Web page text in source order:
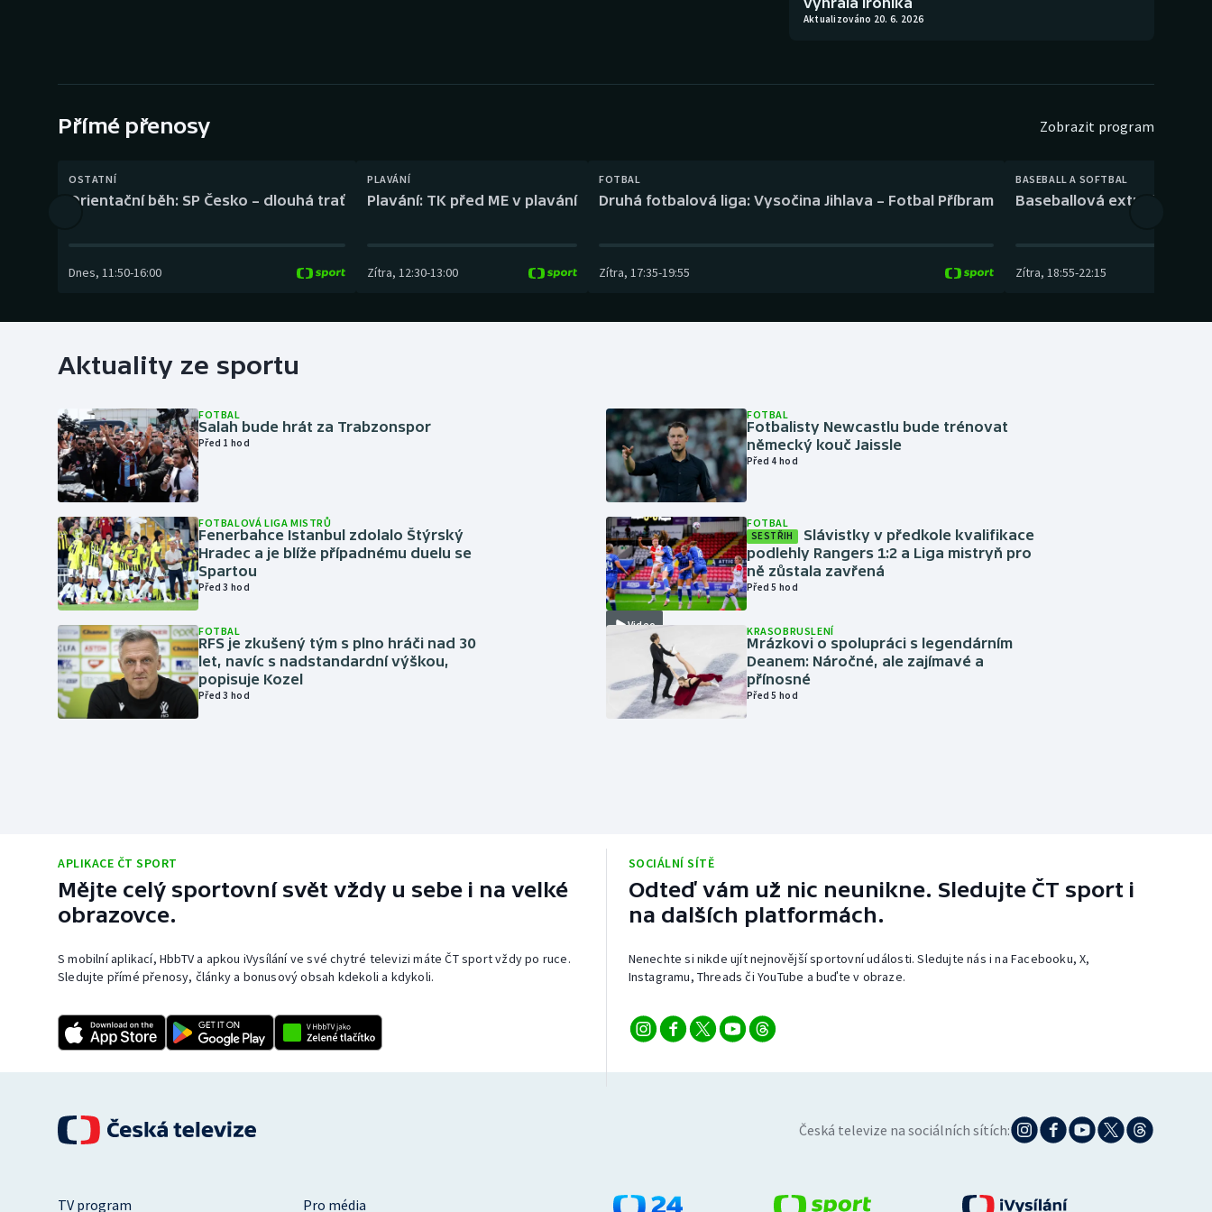
Aktualizováno 20. 6. 2026
Přímé přenosy Zobrazit program
OSTATNÍ
Orientační běh: SP Česko – dlouhá trať
Dnes, 11:50-16:00
PLAVÁNÍ
Plavání: TK před ME v plavání
Zítra, 12:30-13:00
FOTBAL
Druhá fotbalová liga: Vysočina Jihlava – Fotbal Příbram
Zítra, 17:35-19:55
BASEBALL A SOFTBAL
Baseballová extraliga:
Zítra, 18:55-22:15
Aktuality ze sportu
FOTBAL
Salah bude hrát za Trabzonspor
Před 1 hod
FOTBALOVÁ LIGA MISTRŮ
Fenerbahce Istanbul zdolalo Štýrský
Hradec a je blíže případnému duelu se
Spartou
Před 3 hod
FOTBAL
RFS je zkušený tým s plno hráči nad 30
let, navíc s nadstandardní výškou,
popisuje Kozel
Před 3 hod
FOTBAL
Fotbalisty Newcastlu bude trénovat
německý kouč Jaissle
Před 4 hod
Video
FOTBAL
SESTŘIH
Slávistky v předkole kvalifikace
podlehly Rangers 1:2 a Liga mistryň pro
ně zůstala zavřená
Před 5 hod
KRASOBRUSLENÍ
Mrázkovi o spolupráci s legendárním
Deanem: Náročné, ale zajímavé a
přínosné
Před 5 hod
APLIKACE ČT SPORT
Mějte celý sportovní svět vždy u sebe i na velké
obrazovce.
S mobilní aplikací, HbbTV a apkou iVysílání ve své chytré televizi máte ČT sport vždy po ruce.
Sledujte přímé přenosy, články a bonusový obsah kdekoli a kdykoli.
SOCIÁLNÍ SÍTĚ
Odteď vám už nic neunikne. Sledujte ČT sport i
na dalších platformách.
Nenechte si nikde ujít nejnovější sportovní události. Sledujte nás i na Facebooku, X,
Instagramu, Threads či YouTube a buďte v obraze.
Česká televize na sociálních sítích:
TV program Pro média